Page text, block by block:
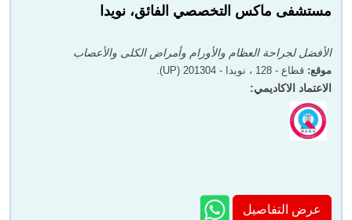
مستشفى ماكس التخصصي الفائق، نويدا
الأفضل لجراحة العظام والأورام وأمراض الكلى والأعصاب
موقع: قطاع - 128 ، نويدا - 201304 (UP).
الاعتماد الاكاديمي:
عرض التفاصيل